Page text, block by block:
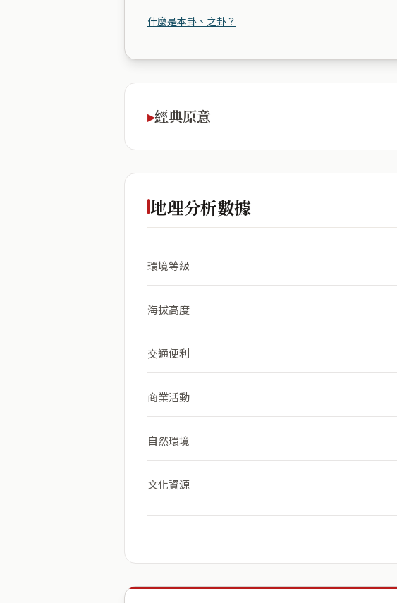
什麼是本卦、之卦？
經典原意
地理分析數據
環境等級
海拔高度
交通便利
商業活動
自然環境
文化資源